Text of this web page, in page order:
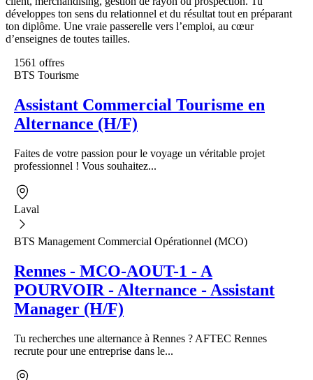
développes ton sens du relationnel et du résultat tout en préparant
ton diplôme. Une vraie passerelle vers l’emploi, au cœur
d’enseignes de toutes tailles.
1561 offres
BTS Tourisme
Assistant Commercial Tourisme en
Alternance (H/F)
Faites de votre passion pour le voyage un véritable projet
professionnel ! Vous souhaitez...
Laval
BTS Management Commercial Opérationnel (MCO)
Rennes - MCO-AOUT-1 - A
POURVOIR - Alternance - Assistant
Manager (H/F)
Tu recherches une alternance à Rennes ? AFTEC Rennes
recrute pour une entreprise dans le...